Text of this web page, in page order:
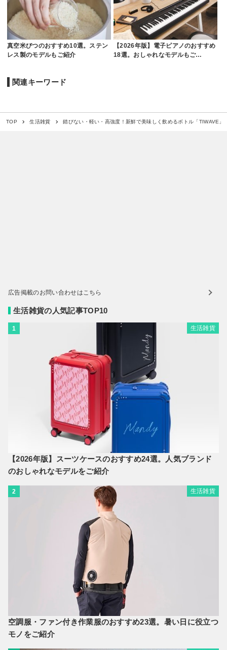
真空米びつのおすすめ10選。ステン
レス製のモデルもご紹介
【2026年版】電子ピアノのおすすめ
18選。おしゃれなモデルもご…
関連キーワード
TOP 生活雑貨 錆びない・軽い・高強度！新鮮で美味しく飲めるボトル「TIWAVE」
広告掲載のお問い合わせはこちら
生活雑貨の人気記事TOP10
1 生活雑貨
【2026年版】スーツケースのおすすめ24選。人気ブランド
のおしゃれなモデルをご紹介
2 生活雑貨
空調服・ファン付き作業服のおすすめ23選。暑い日に役立つ
モノをご紹介